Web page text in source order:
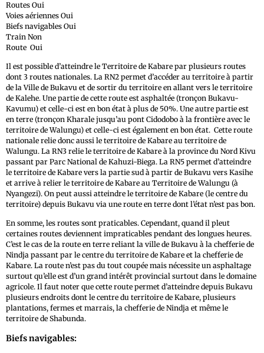
Routes Oui
Voies aériennes Oui
Biefs navigables Oui
Train Non
Route Oui
Il est possible d’atteindre le Territoire de Kabare par plusieurs routes
dont 3 routes nationales. La RN2 permet d’accéder au territoire à partir
de la Ville de Bukavu et de sortir du territoire en allant vers le territoire
de Kalehe. Une partie de cette route est asphaltée (tronçon Bukavu-
Kavumu) et celle-ci est en bon état à plus de 50%. Une autre partie est
en terre (tronçon Kharale jusqu’au pont Cidodobo à la frontière avec le
territoire de Walungu) et celle-ci est également en bon état. Cette route
nationale relie donc aussi le territoire de Kabare au territoire de
Walungu. La RN3 relie le territoire de Kabare à la province du Nord Kivu
passant par Parc National de Kahuzi-Biega. La RN5 permet d’atteindre
le territoire de Kabare vers la partie sud à partir de Bukavu vers Kasihe
et arrive à relier le territoire de Kabare au Territoire de Walungu (à
Nyangezi). On peut aussi atteindre le territoire de Kabare (le centre du
territoire) depuis Bukavu via une route en terre dont l’état n’est pas bon.
En somme, les routes sont praticables. Cependant, quand il pleut
certaines routes deviennent impraticables pendant des longues heures.
C’est le cas de la route en terre reliant la ville de Bukavu à la chefferie de
Nindja passant par le centre du territoire de Kabare et la chefferie de
Kabare. La route n’est pas du tout coupée mais nécessite un asphaltage
surtout qu’elle est d’un grand intérêt provincial surtout dans le domaine
agricole. Il faut noter que cette route permet d’atteindre depuis Bukavu
plusieurs endroits dont le centre du territoire de Kabare, plusieurs
plantations, fermes et marrais, la chefferie de Nindja et même le
territoire de Shabunda.
Biefs navigables: